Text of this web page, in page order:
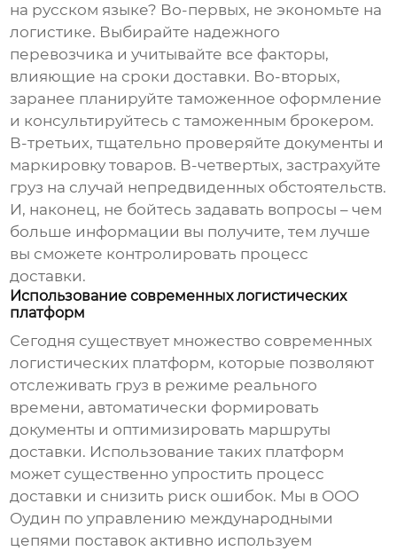
на русском языке? Во-первых, не экономьте на
логистике. Выбирайте надежного
перевозчика и учитывайте все факторы,
влияющие на сроки доставки. Во-вторых,
заранее планируйте таможенное оформление
и консультируйтесь с таможенным брокером.
В-третьих, тщательно проверяйте документы и
маркировку товаров. В-четвертых, застрахуйте
груз на случай непредвиденных обстоятельств.
И, наконец, не бойтесь задавать вопросы – чем
больше информации вы получите, тем лучше
вы сможете контролировать процесс
доставки.
Использование современных логистических
платформ
Сегодня существует множество современных
логистических платформ, которые позволяют
отслеживать груз в режиме реального
времени, автоматически формировать
документы и оптимизировать маршруты
доставки. Использование таких платформ
может существенно упростить процесс
доставки и снизить риск ошибок. Мы в ООО
Оудин по управлению международными
цепями поставок активно используем